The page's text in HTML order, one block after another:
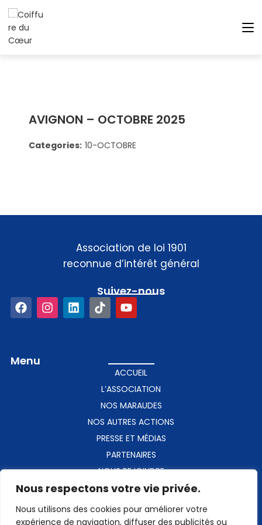
Nous respectons votre vie privée.
Nous utilisons des cookies pour améliorer votre
expérience de navigation, diffuser des publicités ou
AVIGNON – OCTOBRE 2025
Categories: 10-OCTOBRE
Association de loi 1901
reconnue d’intérêt général
Menu
ACCUEIL
L’ASSOCIATION
NOS MARAUDES
NOS AUTRES ACTIONS
PRESSE ET MÉDIAS
PARTENAIRES
NOUS REJOINDRE
CONTACT
Contact​
Suivez-nous​